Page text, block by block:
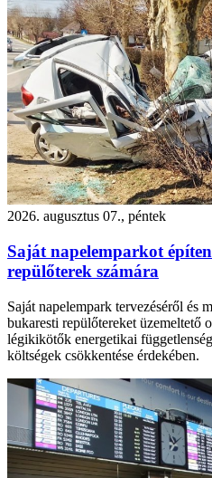
2026. augusztus 07., péntek
Saját napelemparkot
repülőterek számára
Saját napelempark tervezéséről és
bukaresti repülőtereket üzemeltető
légikikötők energetikai
költségek csökkentése érdekében.